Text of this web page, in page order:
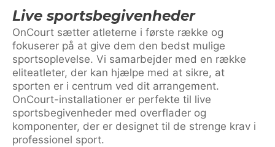
Live sportsbegivenheder
OnCourt sætter atleterne i første række og
fokuserer på at give dem den bedst mulige
sportsoplevelse. Vi samarbejder med en række
eliteatleter, der kan hjælpe med at sikre, at
sporten er i centrum ved dit arrangement.
OnCourt-installationer er perfekte til live
sportsbegivenheder med overflader og
komponenter, der er designet til de strenge krav i
professionel sport.